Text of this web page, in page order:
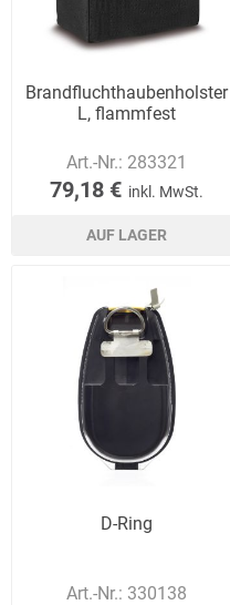
Brandfluchthaubenholster
L, flammfest
Art.-Nr.: 283321
79,18 € inkl. MwSt.
AUF LAGER
D-Ring
Art.-Nr.: 330138